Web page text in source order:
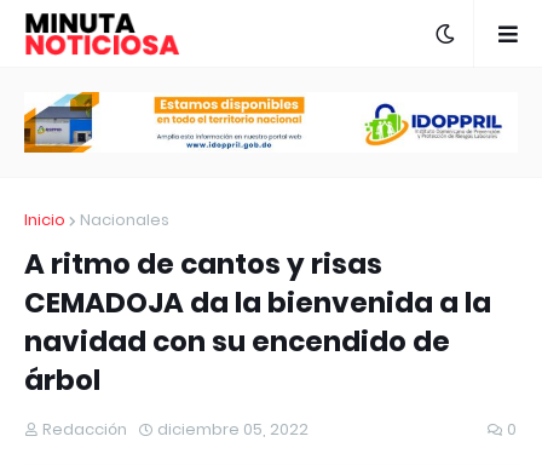
Inicio Nacionales
A ritmo de cantos y risas
CEMADOJA da la bienvenida a la
navidad con su encendido de
árbol
Redacción diciembre 05, 2022 0